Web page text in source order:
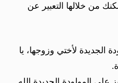
من خلالها التعبير عن
الجديدة لأختي وزوجها، يا